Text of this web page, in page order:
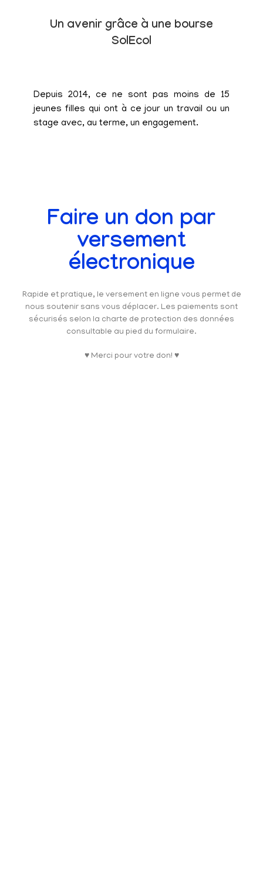
Un avenir grâce à une bourse
SolEcol
Depuis 2014, ce ne sont pas moins de 15
jeunes filles qui ont à ce jour un travail ou un
stage avec, au terme, un engagement.
Faire un don par
versement
électronique
Rapide et pratique, le versement en ligne vous permet de
nous soutenir sans vous déplacer. Les paiements sont
sécurisés selon la charte de protection des données
consultable au pied du formulaire.
♥ Merci pour votre don! ♥